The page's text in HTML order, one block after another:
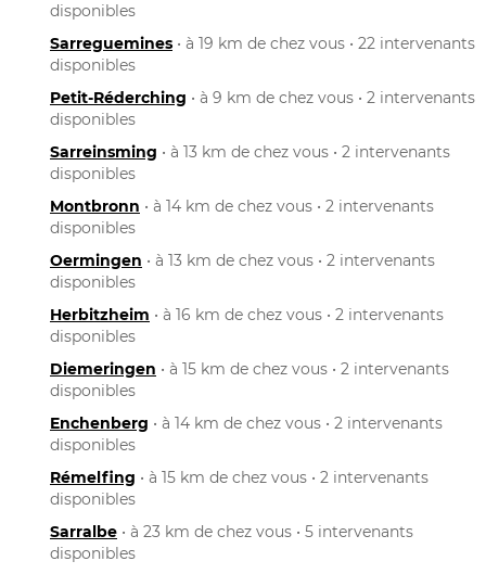
disponibles
Sarreguemines • à 19 km de chez vous • 22 intervenants
disponibles
Petit-Réderching • à 9 km de chez vous • 2 intervenants
disponibles
Sarreinsming • à 13 km de chez vous • 2 intervenants
disponibles
Montbronn • à 14 km de chez vous • 2 intervenants
disponibles
Oermingen • à 13 km de chez vous • 2 intervenants
disponibles
Herbitzheim • à 16 km de chez vous • 2 intervenants
disponibles
Diemeringen • à 15 km de chez vous • 2 intervenants
disponibles
Enchenberg • à 14 km de chez vous • 2 intervenants
disponibles
Rémelfing • à 15 km de chez vous • 2 intervenants
disponibles
Sarralbe • à 23 km de chez vous • 5 intervenants
disponibles